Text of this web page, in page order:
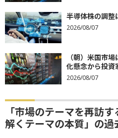
半導体株の調整
2026/08/07
（朝）米国市
化懸念から投資
2026/08/07
「市場のテーマを再訪
解くテーマの本質」の過